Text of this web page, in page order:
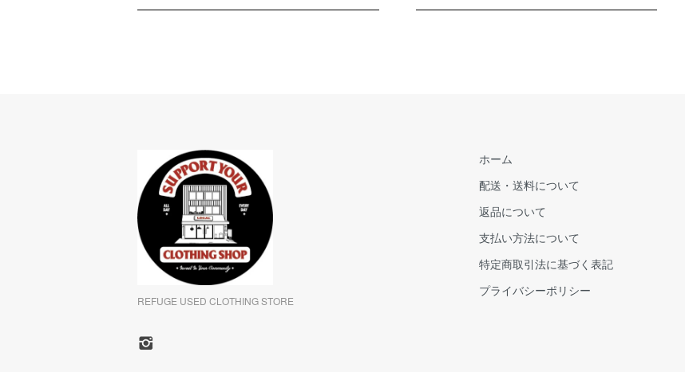
REFUGE USED CLOTHING STORE
ホーム
配送・送料について
返品について
支払い方法について
特定商取引法に基づく表記
プライバシーポリシー